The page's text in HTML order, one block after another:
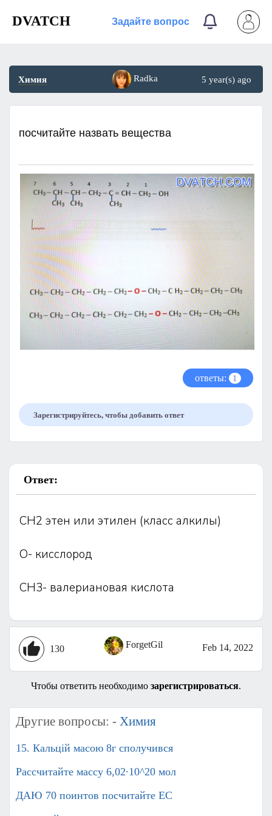
DVATCH Задайте вопрос
Химия Radka 5 year(s) ago
посчитайте назвать вещества
ответы: 1
Зарегистрируйтесь, чтобы добавить ответ
Ответ:
СН2 этен или этилен (класс алкилы)
О- кисслород
СН3- валериановая кислота
130 ForgetGil Feb 14, 2022
Чтобы ответить необходимо зарегистрироваться.
Другие вопросы: - Химия
15. Кальцій масою 8г сполучився
Рассчитайте массу 6,02∙10^20 мол
ДАЮ 70 поинтов посчитайте ЕС